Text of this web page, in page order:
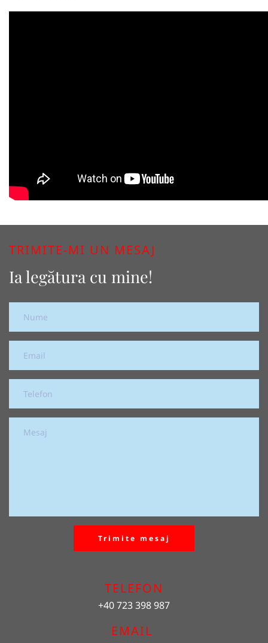
TRIMITE-MI UN MESAJ
Ia legătura cu mine!
Trimite mesaj
TELEFON
+40 723 398 987
EMAIL